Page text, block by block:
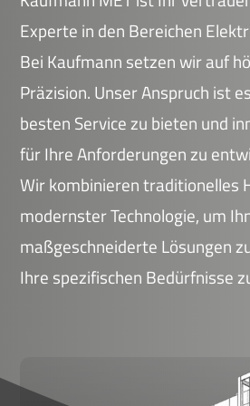
Experte in den Bereichen
Bei Kaufmann setzen wir auf
Präzision. Unser Anspruch ist
besten Service zu bieten und
für Ihre Anforderungen zu
Wir kombinieren traditionelles
modernster Technologie, um
maßgeschneiderte Lösungen
Ihre spezifischen Bedürfnisse